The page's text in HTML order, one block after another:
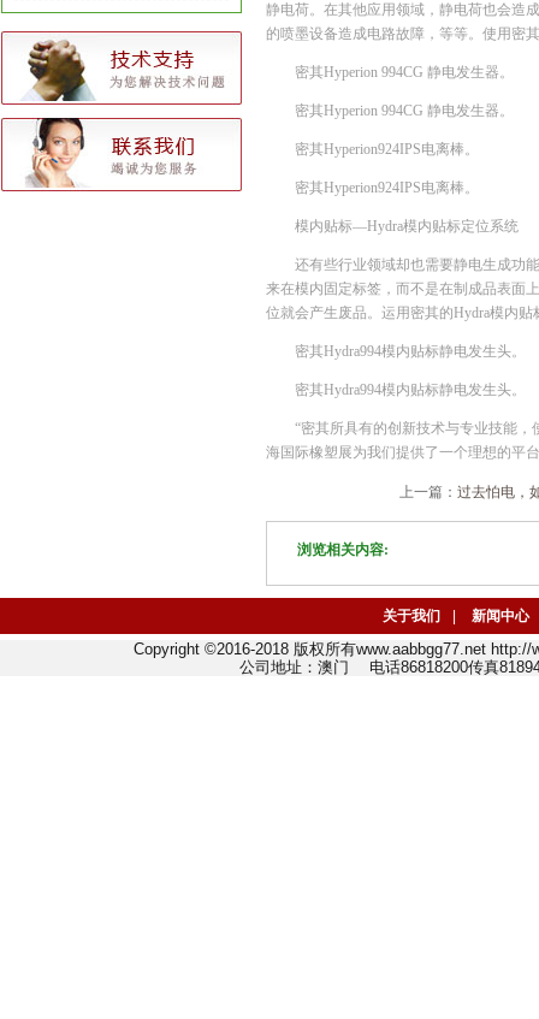
立首个共享电单车推荐停车点
静电荷。在其他应用领域，静电荷也会造
的喷墨设备造成电路故障，等等。使用密
密其Hyperion 994CG 静电发生器。
密其Hyperion 994CG 静电发生器。
密其Hyperion924IPS电离棒。
密其Hyperion924IPS电离棒。
模内贴标—Hydra模内贴标定位系统
还有些行业领域却也需要静电生成功
来在模内固定标签，而不是在制成品表面
位就会产生废品。运用密其的Hydra模内
密其Hydra994模内贴标静电发生头。
密其Hydra994模内贴标静电发生头。
“密其所具有的创新技术与专业技能
海国际橡塑展为我们提供了一个理想的平
上一篇： 过去怕电，
浏览相关内容:
关于我们 新闻中心
Copyright ©2016-2018 版权所有www.aabbgg77.net
公司地址：澳门 电话86818200传真